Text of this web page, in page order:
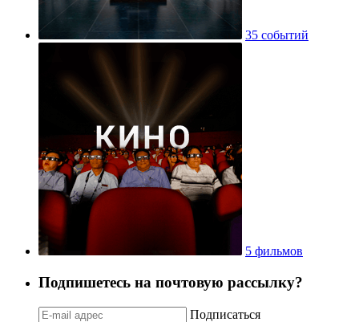
35 событий
5 фильмов
Подпишетесь на почтовую рассылку?
Подписаться